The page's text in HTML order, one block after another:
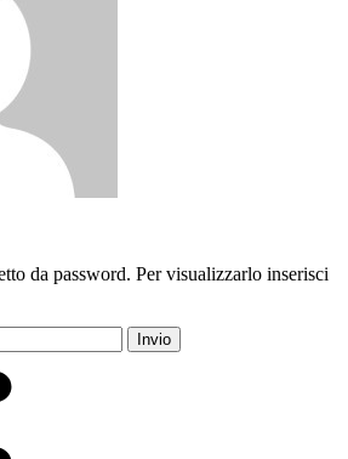
da password. Per visualizzarlo inserisci